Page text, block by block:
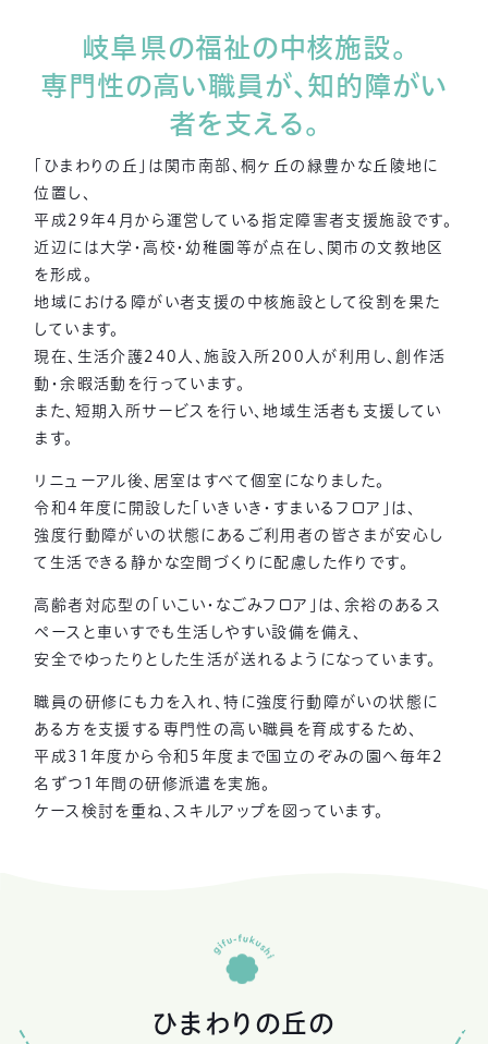
岐阜県の福祉の中核施設。
専門性の高い職員が、知的障がい
者を支える。
「ひまわりの丘」は関市南部、桐ヶ丘の緑豊かな丘陵地に
位置し、
平成29年4月から運営している指定障害者支援施設です。
近辺には大学・高校・幼稚園等が点在し、関市の文教地区
を形成。
地域における障がい者支援の中核施設として役割を果た
しています。
現在、生活介護240人、施設入所200人が利用し、創作活
動・余暇活動を行っています。
また、短期入所サービスを行い、地域生活者も支援してい
ます。
リニューアル後、居室はすべて個室になりました。
令和4年度に開設した「いきいき・すまいるフロア」は、
強度行動障がいの状態にあるご利用者の皆さまが安心し
て生活できる静かな空間づくりに配慮した作りです。
高齢者対応型の「いこい・なごみフロア」は、余裕のあるス
ペースと車いすでも生活しやすい設備を備え、
安全でゆったりとした生活が送れるようになっています。
職員の研修にも力を入れ、特に強度行動障がいの状態に
ある方を支援する専門性の高い職員を育成するため、
平成31年度から令和5年度まで国立のぞみの園へ毎年2
名ずつ1年間の研修派遣を実施。
ケース検討を重ね、スキルアップを図っています。
ひまわりの丘の